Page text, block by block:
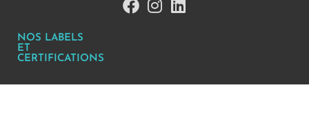
NOS LABELS
ET
CERTIFICATIONS